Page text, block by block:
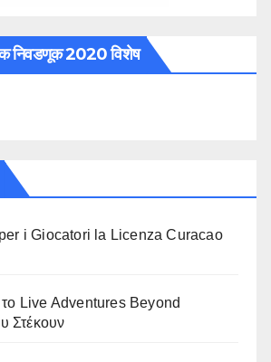
निवडणूक 2020 विशेष
i Giocatori la Licenza Curacao
το Live Adventures Beyond
Στέκουν